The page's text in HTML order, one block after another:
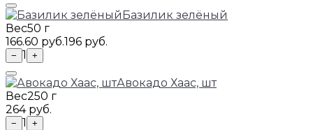
Базилик зелёный
Вес50 г
166.60 руб.196 руб.
− 1 +
Авокадо Хаас, шт
Вес250 г
264 руб.
− 1 +